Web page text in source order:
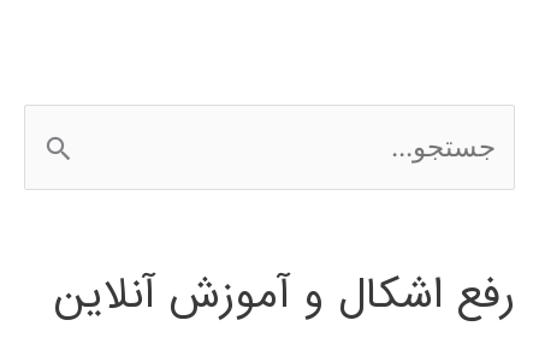
س
ج
رفع اشکال و آموزش آنلاین